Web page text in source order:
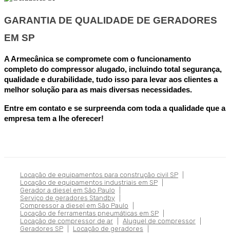
GARANTIA DE QUALIDADE DE GERADORES
EM SP
A Armecânica se compromete com o funcionamento
completo do compressor alugado, incluindo total segurança,
qualidade e durabilidade, tudo isso para levar aos clientes a
melhor solução para as mais diversas necessidades.
Entre em contato e se surpreenda com toda a qualidade que a
empresa tem a lhe oferecer!
Locação de equipamentos para construção civil SP
Locação de equipamentos industriais em SP
Gerador a diesel em São Paulo
Serviço de geradores Standby
Compressor a diesel em São Paulo
Locação de ferramentas pneumáticas em SP
Locação de compressor de ar
Aluguel de compressor
Geradores SP
Locação de geradores